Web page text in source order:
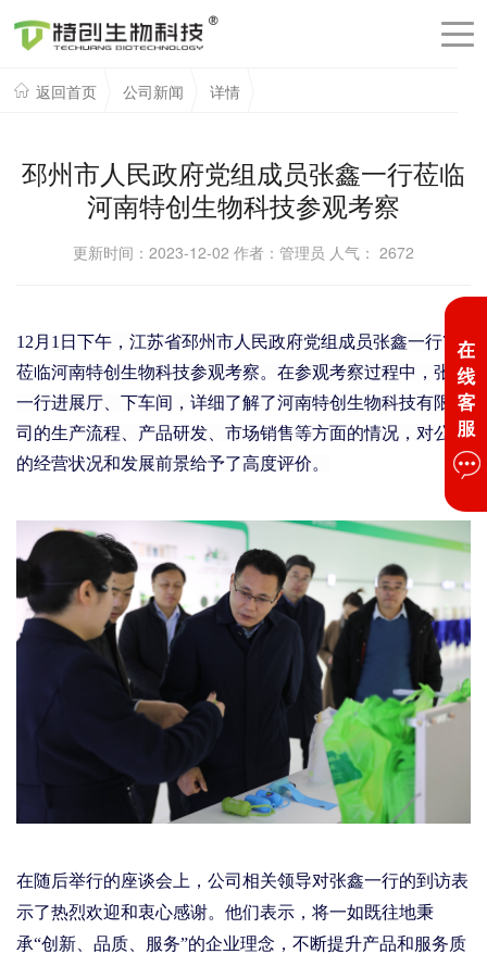
返回首页 公司新闻 详情
邳州市人民政府党组成员张鑫一行莅临
河南特创生物科技参观考察
更新时间：2023-12-02 作者：管理员 人气： 2672
12月1日下午， 江苏省邳州市人民政府党组成员张鑫一行7人
莅临河南特创生物科技参观考察。 在参观考察过程中，张鑫
一行进展厅、下车间，详细了解了河南特创生物科技有限公
司的生产流程、产品研发、市场销售等方面的情况，对公司
的经营状况和发展前景给予了高度评价。
在随后举行的座谈会上 ，公司 相关领导对张鑫一行的到访表
示了热烈欢迎和衷心感谢。他们表示，将一如既往地秉
承“创新、品质、服务”的企业理念，不断提升产品和服务质